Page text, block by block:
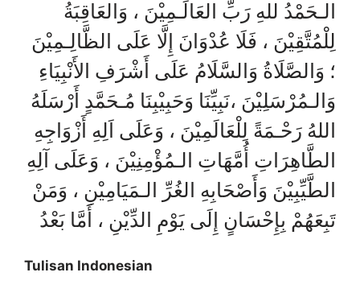
الـحَمْدُ للهِ رَبِّ العَالَـمِيْنَ ، وَالعَاقِبَةُ
لِلْمُتَّقِيْنَ ، فَلَا عُدْوَانَ إِلَّا عَلَى الظَّالِـمِيْنَ
؛ وَالصَّلَاةُ وَالسَّلَامُ عَلَى أَشْرَفِ الأَنْبِيَاءِ
وَالـمُرْسَلِيْنَ ،نَبِيِّنَا وَحَبِيْبِنَا مُـحَمَّدٍ أَرْسَلَهُ
اللهُ رَحْـمَةً لِلْعَالَمِيْنَ ، وَعَلَى اَلِهِ أَزْوَاجِهِ
الطَّاهِرَاتِ أُمَّهَاتِ الـمُؤْمِنِيْنَ ، وَعَلَى آلِهِ
الطَّيِّبِيْنَ وَأَصْحَابِهِ الغُرِّ الـمَيَامِيْنِ ، وَمَنْ
تَبِعَهُمْ بِإِحْسَانٍ إِلَى يَوْمِ الدِّيْنِ ، أَمَّا بَعْدُ
Tulisan Indonesian